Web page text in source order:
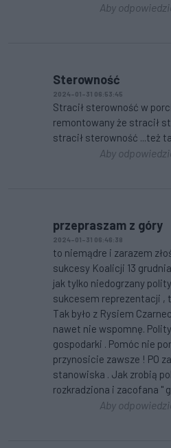
Aby
Sterowność
2024-01-31 06:53:45
Stracił sterowność w
remontowany że stracił
stracił sterowność ...też
Aby
przepraszam z góry
2024-01-31 06:46:38
to niemądre i zarazem
sukcesy Koalicji 13
jak tylko niedogrzany
sukcesem reprezentacji ,
Tak było z Rysiem
nawet nie wspomnę.
gospodarki . Pomóc nie
przynosicie zawsze ! PO
stanowiska . Jak zrobią
rozkradziona i zacofana "
Aby